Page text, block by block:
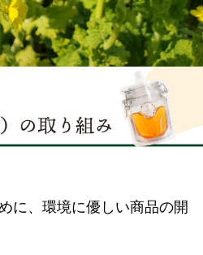
に、環境に優しい商品の開